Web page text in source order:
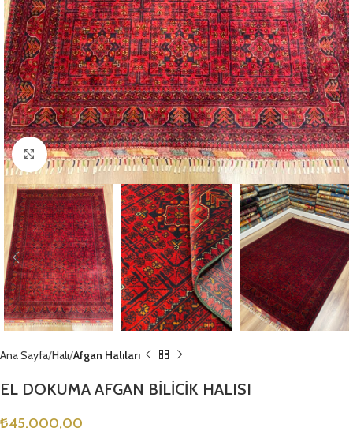
Click to enlarge
Ana Sayfa Halı Afgan Halıları
EL DOKUMA AFGAN BİLİCİK HALISI
₺45.000,00